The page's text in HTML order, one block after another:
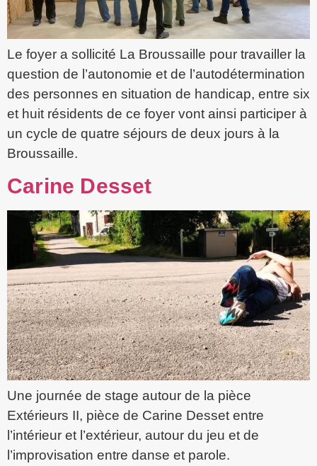
Le foyer a sollicité La Broussaille pour travailler la
question de l’autonomie et de l’autodétermination
des personnes en situation de handicap, entre six
et huit résidents de ce foyer vont ainsi participer à
un cycle de quatre séjours de deux jours à la
Broussaille.
Carine Desset
Une journée de stage autour de la pièce
Extérieurs II, pièce de Carine Desset entre
l’intérieur et l’extérieur, autour du jeu et de
l’improvisation entre danse et parole.